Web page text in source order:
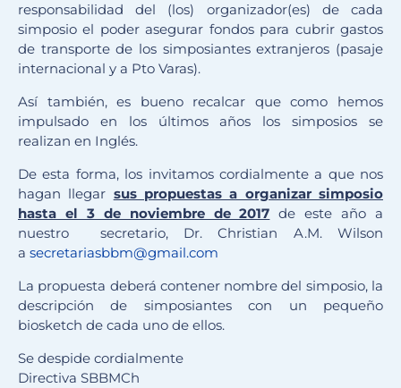
responsabilidad del (los) organizador(es) de cada
simposio el poder asegurar fondos para cubrir gastos
de transporte de los simposiantes extranjeros (pasaje
internacional y a Pto Varas).
Así también, es bueno recalcar que como hemos
impulsado en los últimos años los simposios se
realizan en Inglés.
De esta forma, los invitamos cordialmente a que nos
hagan llegar sus propuestas a organizar simposio
hasta el 3 de noviembre de 2017 de este año a
nuestro secretario, Dr. Christian A.M. Wilson
a secretariasbbm@gmail.com
La propuesta deberá contener nombre del simposio, la
descripción de simposiantes con un pequeño
biosketch de cada uno de ellos.
Se despide cordialmente
Directiva SBBMCh